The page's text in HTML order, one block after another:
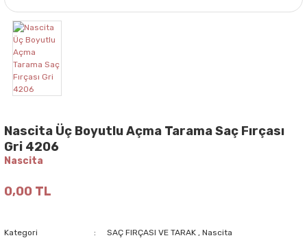
Nascita Üç Boyutlu Açma Tarama Saç Fırçası
Gri 4206
Nascita
0,00 TL
Kategori SAÇ FIRÇASI VE TARAK , Nascita